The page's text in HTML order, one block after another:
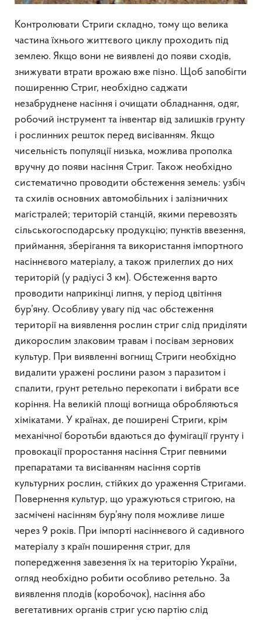
Контролювати Стриги складно, тому що велика
частина їхнього життєвого циклу проходить під
землею. Якщо вони не виявлені до появи сходів,
знижувати втрати врожаю вже пізно. Щоб запобігти
поширенню Стриг, необхідно саджати
незабруднене насіння і очищати обладнання, одяг,
робочий інструмент та інвентар від залишків грунту
і рослинних решток перед висіванням. Якщо
чисельність популяції низька, можлива прополка
вручну до появи насіння Стриг. Також необхідно
систематично проводити обстеження земель: узбіч
та схилів основних автомобільних і залізничних
магістралей; територій станцій, якими перевозять
сільськогосподарську продукцію; пунктів ввезення,
приймання, зберігання та використання імпортного
насіннєвого матеріалу, а також прилеглих до них
територій (у радіусі 3 км). Обстеження варто
проводити наприкінці липня, у період цвітіння
бур’яну. Особливу увагу під час обстеження
території на виявлення рослин стриг слід приділяти
дикорослим злаковим травам і посівам зернових
культур. При виявленні вогнищ Стриги необхідно
видалити уражені рослини разом з паразитом і
спалити, грунт ретельно перекопати і вибрати все
коріння. На великій площі вогнища обробляються
хімікатами. У країнах, де поширені Стриги, крім
механічної боротьби вдаються до фумігації грунту і
провокації проростання насіння Стриг певними
препаратами та висіванням насіння сортів
культурних рослин, стійких до ураження Стригами.
Повернення культур, що уражуються стригою, на
засмічені насінням бур’яну поля можливе лише
через 9 років. При імпорті насіннєвого й садивного
матеріалу з країн поширення стриг, для
попередження завезення їх на територію України,
огляд необхідно робити особливо ретельно. За
виявлення плодів (коробочок), насіння або
вегетативних органів стриг усю партію слід